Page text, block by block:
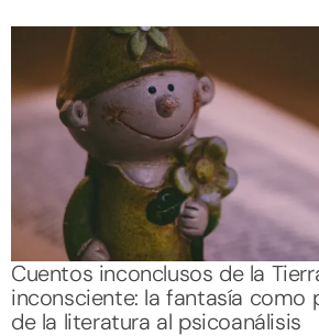
Cuentos inconclusos de la
inconsciente: la fantasía como
de la literatura al psicoanálisis